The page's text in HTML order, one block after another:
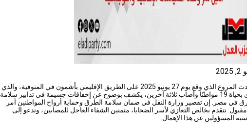
الحادث المروع الذي وقع يوم 27 يونيو 2025 على الطريق الإقليمي بأشمون في المنوفية، والذي
أودى بحياة 19 مواطنًا وأصاب ثلاثة آخرين، يكشف بوضوح عن إخفاقات جسيمة في تدابير سلامة
في مصر. إن تقصير وزارة النقل في ضمان سلامة الطرق وحماية أرواح المواطنين أمر
نتقدم بخالص التعازي لأسر الضحايا، متمنين الشفاء العاجل للمصابين، وندعو إلى
المسؤولين عن هذا الإهمال.